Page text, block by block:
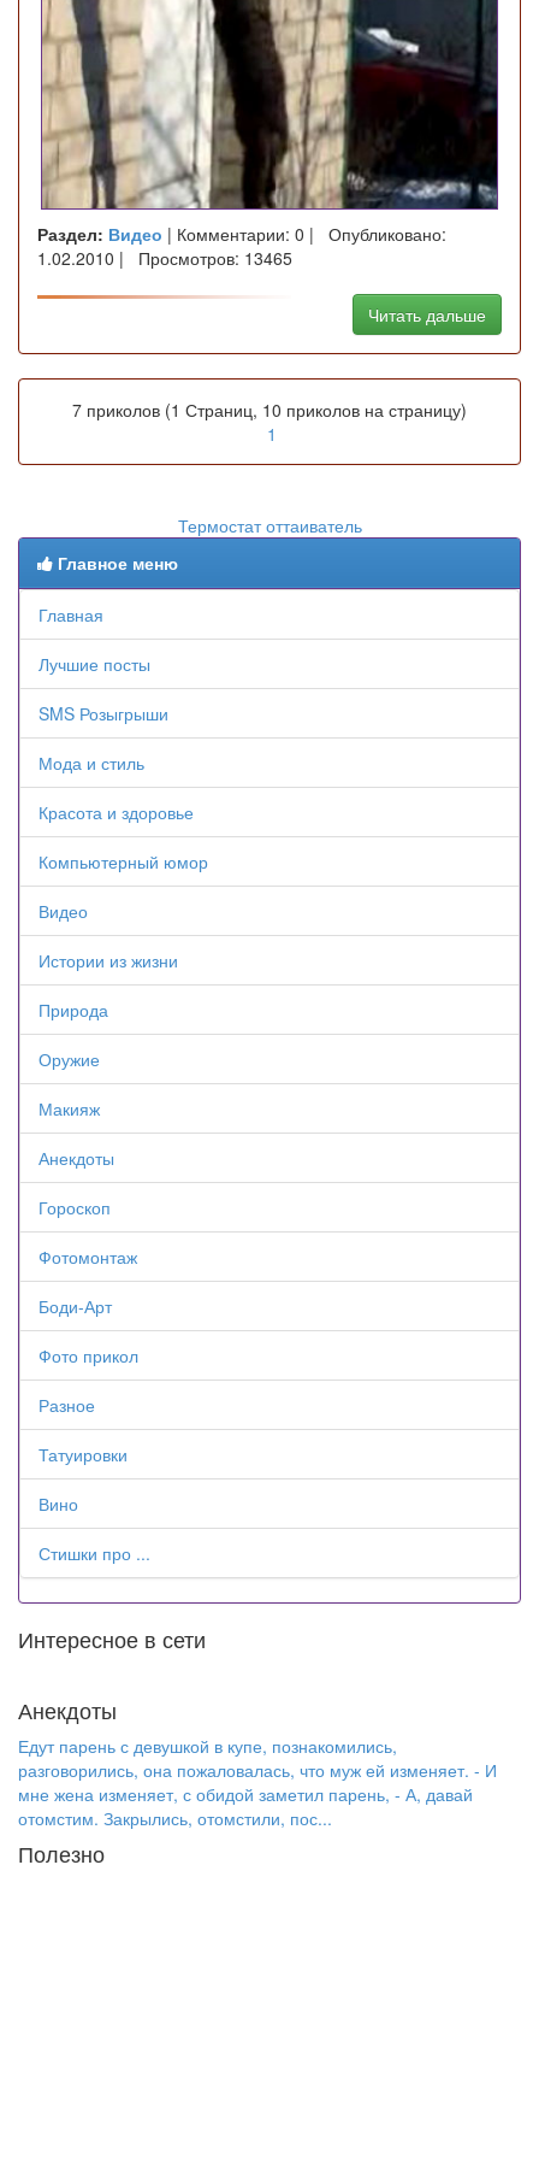
Раздел: Видео | Комментарии: 0 | Опубликовано:
1.02.2010 | Просмотров: 13465
Читать дальше
7 приколов (1 Страниц, 10 приколов на страницу)
1
Термостат оттаиватель
Главное меню
Главная
Лучшие посты
SMS Розыгрыши
Мода и стиль
Красота и здоровье
Компьютерный юмор
Видео
Истории из жизни
Природа
Оружие
Макияж
Анекдоты
Гороскоп
Фотомонтаж
Боди-Арт
Фото прикол
Разное
Татуировки
Вино
Стишки про ...
Интересное в сети
Анекдоты
Едут парень с девушкой в купе, познакомились,
разговорились, она пожаловалась, что муж ей изменяет. - И
мне жена изменяет, с обидой заметил парень, - А, давай
отомстим. Закрылись, отомстили, пос...
Полезно